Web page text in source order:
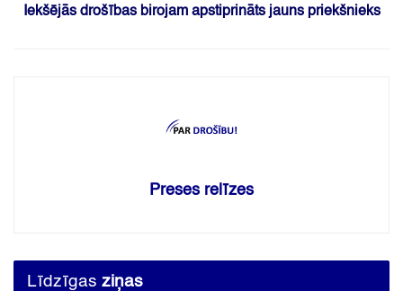
Iekšējās drošības birojam apstiprināts jauns priekšnieks
Preses relīzes
Līdzīgas ziņas